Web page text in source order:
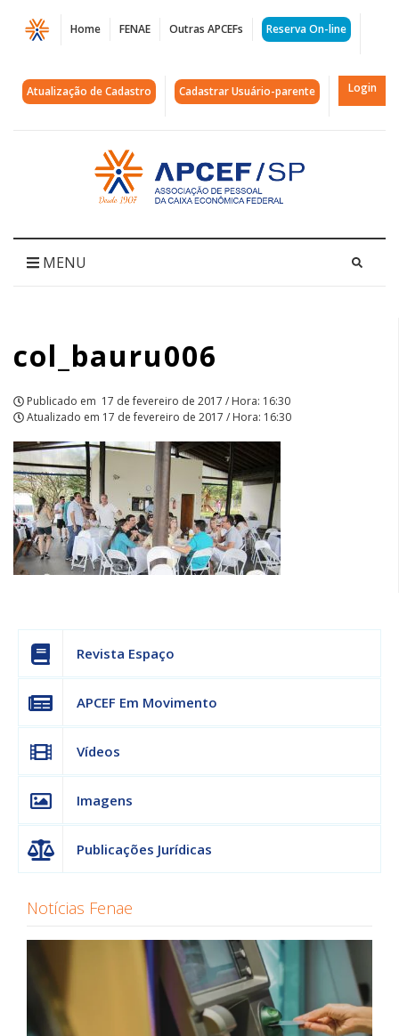
Página
col_bauru006
Home FENAE Outras APCEFs Reserva On-line
Atualização de Cadastro Cadastrar Usuário-parente Login
Acessar
página
inicial
MENU
col_bauru006
Publicado em 17 de fevereiro de 2017 / Hora: 16:30
Atualizado em 17 de fevereiro de 2017 / Hora: 16:30
Revista Espaço
APCEF Em Movimento
Vídeos
Imagens
Publicações Jurídicas
Notícias Fenae